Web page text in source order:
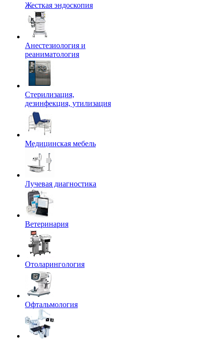
Жесткая эндоскопия
Анестезиология и
реаниматология
Стерилизация,
дезинфекция, утилизация
Медицинская мебель
Лучевая диагностика
Ветеринария
Отоларингология
Офтальмология